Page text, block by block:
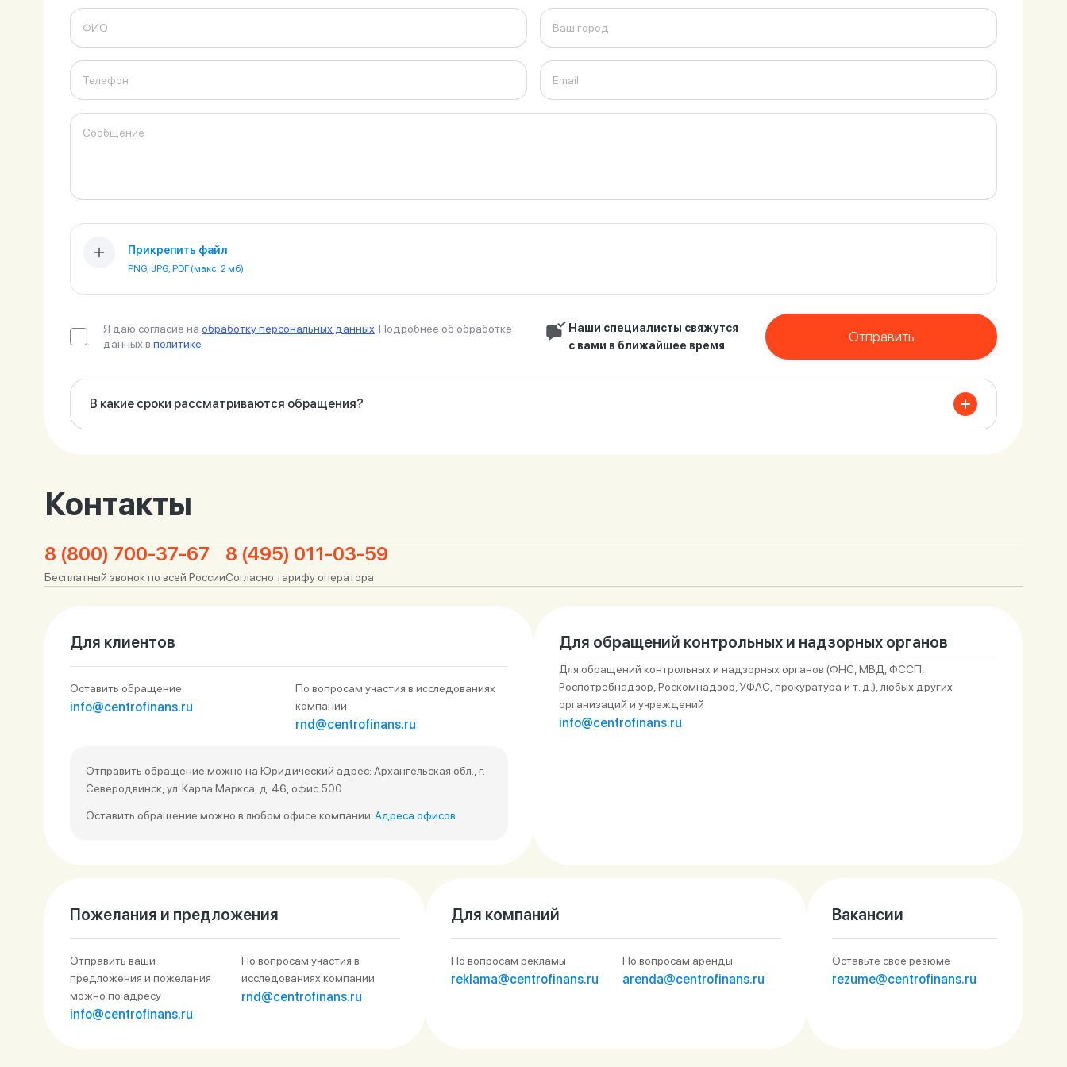
ФИО Ваш город
Телефон Email
Сообщение
Прикрепить файл
PNG, JPG, PDF (макс. 2 мб)
Я даю согласие на обработку персональных данных . Подробнее об обработке
данных в политике
Наши специалисты свяжутся
с вами в ближайшее время
Отправить
В какие сроки рассматриваются обращения?
справка о задолженности и копии документов — до 10 рабочих дней;
справка об отсутствии задолженности — до 1 рабочего дня;
Контакты
8 (800) 700-37-67
Бесплатный звонок по всей России
8 (495) 011-03-59
Согласно тарифу оператора
Для клиентов
Оставить обращение
info@centrofinans.ru
По вопросам участия в исследованиях
компании
rnd@centrofinans.ru
Отправить обращение можно на Юридический адрес: Архангельская обл., г.
Северодвинск, ул. Карла Маркса, д. 46, офис 500
Оставить обращение можно в любом офисе компании. Адреса офисов
Для обращений контрольных и надзорных органов
Для обращений контрольных и надзорных органов (ФНС, МВД, ФССП,
Роспотребнадзор, Роскомнадзор, УФАС, прокуратура и т. д.), любых других
организаций и учреждений
info@centrofinans.ru
Пожелания и предложения
Отправить ваши
предложения и пожелания
можно по адресу
info@centrofinans.ru
По вопросам участия в
исследованиях компании
rnd@centrofinans.ru
Для компаний
По вопросам рекламы
reklama@centrofinans.ru
По вопросам аренды
arenda@centrofinans.ru
Вакансии
Оставьте свое резюме
rezume@centrofinans.ru
Оформить заявку
Войти под другим номером
данных